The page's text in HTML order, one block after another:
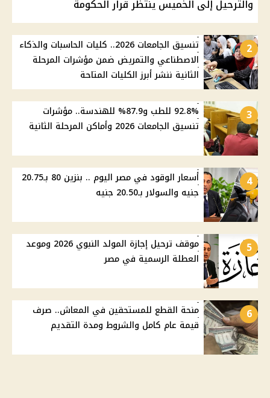
والترحيل إلى الخميس ينتظر قرار الحكومة
2
تنسيق الجامعات 2026.. كليات الحاسبات والذكاء
الاصطناعي والتمريض ضمن مؤشرات المرحلة
الثانية ننشر أبرز الكليات المتاحة
3
92.8% للطب و87.9% للهندسة.. مؤشرات
تنسيق الجامعات 2026 وأماكن المرحلة الثانية
4
أسعار الوقود في مصر اليوم .. بنزين 80 بـ20.75
جنيه والسولار بـ20.50 جنيه
5
موقف ترحيل إجازة المولد النبوي 2026 وموعد
العطلة الرسمية في مصر
6
منحة القطع للمستحقين في المعاش.. صرف
قيمة عام كامل والشروط ومدة التقديم